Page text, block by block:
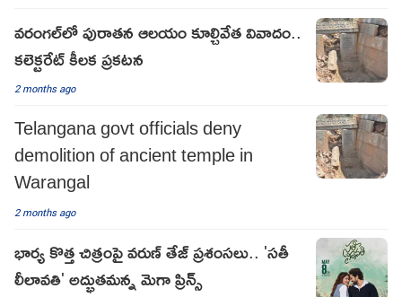
వరంగల్‌లో పురాతన ఆలయం కూల్చివేత వివాదం..
కలెక్టరేట్ కీల‌క‌ ప్రకటన
2 months ago
Telangana govt officials deny
demolition of ancient temple in
Warangal
2 months ago
భార్య కొత్త చిత్రంపై వరుణ్ తేజ్ ప్రశంసలు.. 'సతీ
లీలావతి' అద్భుతమన్న మెగా ప్రిన్స్